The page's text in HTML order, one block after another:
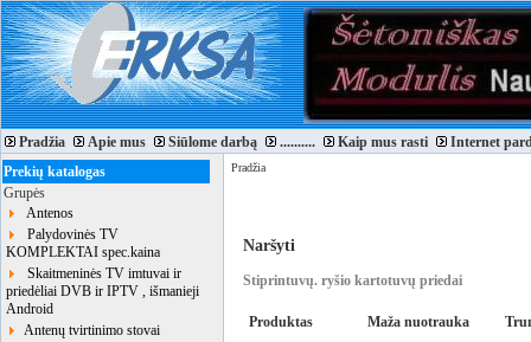
Pradžia Apie mus Siūlome darbą .......... Kaip mus rasti
Internet
Prekių katalogas
Grupės
Antenos
Palydovinės TV
KOMPLEKTAI spec.kaina
Skaitmeninės TV imtuvai ir
priedėliai DVB ir IPTV , išmanieji
Android
Antenų tvirtinimo stovai
Pradžia
Naršyti
Stiprintuvų. ryšio kartotuvų priedai
Produktas Maža nuotrauka